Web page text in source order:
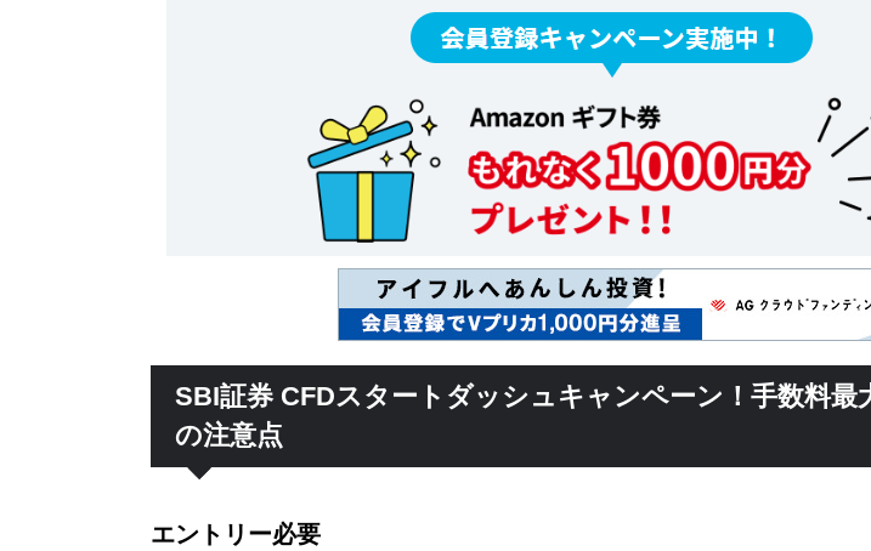
SBI証券 CFDスタートダッシュキャンペーン！手数料最
の注意点
エントリー必要